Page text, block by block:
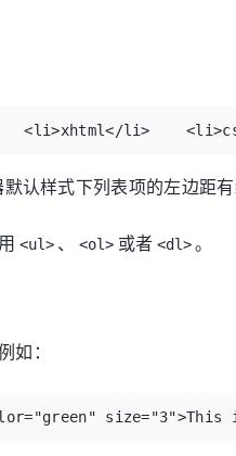
<li>xhtml</li>
认样式下列表项的左边距
<ul> 、 <ol> 或者 <dl> 。
如：
size="3">This